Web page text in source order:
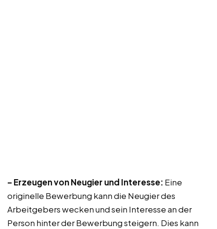
– Erzeugen von Neugier und Interesse: Eine
originelle Bewerbung kann die Neugier des
Arbeitgebers wecken und sein Interesse an der
Person hinter der Bewerbung steigern. Dies kann